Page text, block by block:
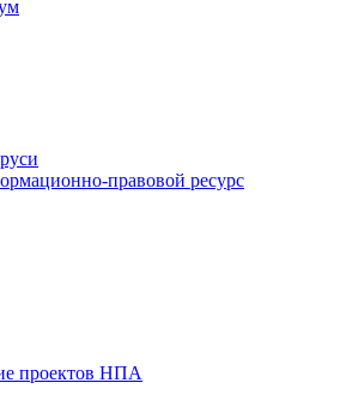
правовой ресурс
проектов НПА